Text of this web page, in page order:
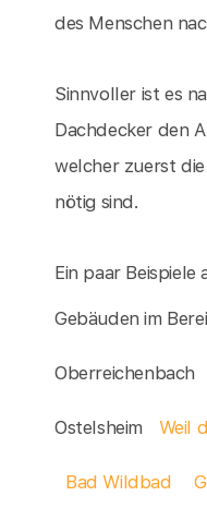
des Menschen
Sinnvoller ist es
Dachdecker den
welcher zuerst
nötig sind.
Ein paar
Gebäuden im
Oberreichenbach
Ostelsheim Weil
Bad Wildbad